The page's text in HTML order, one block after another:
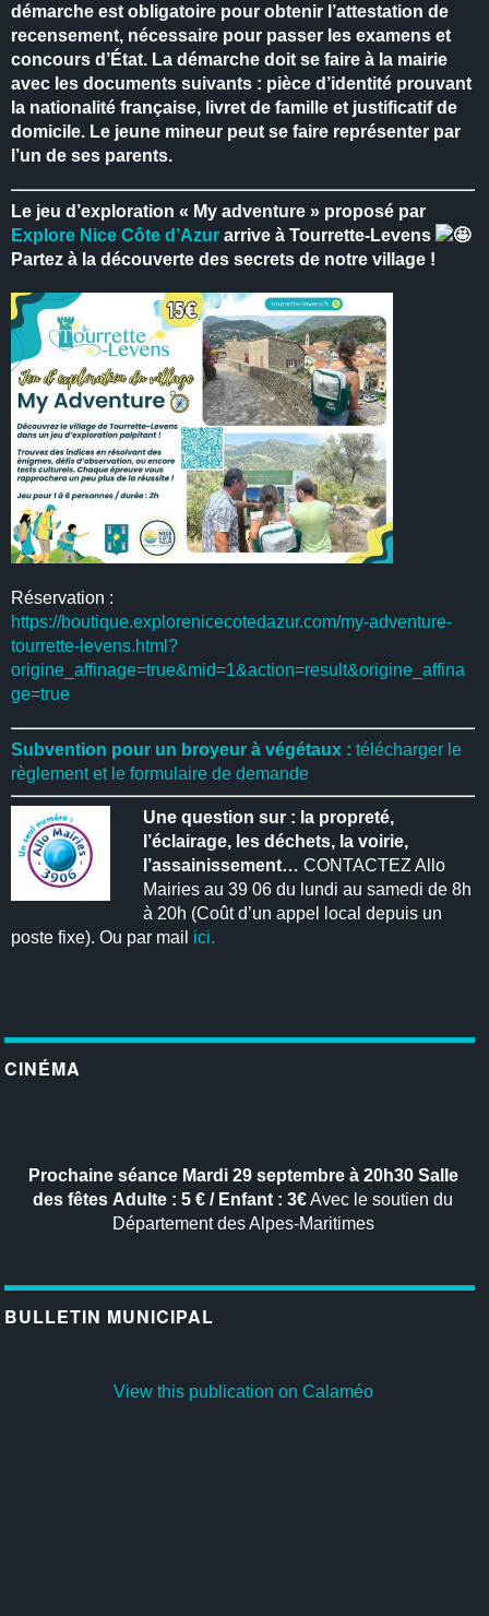
démarche est obligatoire pour obtenir l’attestation de
recensement, nécessaire pour passer les examens et
concours d’État. La démarche doit se faire à la mairie
avec les documents suivants : pièce d’identité prouvant
la nationalité française, livret de famille et justificatif de
domicile. Le jeune mineur peut se faire représenter par
l’un de ses parents.
Le jeu d’exploration « My adventure » proposé par
Explore Nice Côte d’Azur arrive à Tourrette-Levens
Partez à la découverte des secrets de notre village !
Réservation :
https://boutique.explorenicecotedazur.com/my-adventure-
tourrette-levens.html?
origine_affinage=true&mid=1&action=result&origine_affina
ge=true
Subvention pour un broyeur à végétaux : télécharger le
règlement et le formulaire de demande
Une question sur : la propreté,
l’éclairage, les déchets, la voirie,
l’assainissement… CONTACTEZ Allo
Mairies au 39 06 du lundi au samedi de 8h
à 20h (Coût d’un appel local depuis un
poste fixe). Ou par mail ici.
CINÉMA
Prochaine séanceMardi 29 septembre à 20h30 Salle
des fêtes Adulte : 5 € / Enfant : 3€Avec le soutien du
Département des Alpes-Maritimes
BULLETIN MUNICIPAL
View this publication on Calaméo